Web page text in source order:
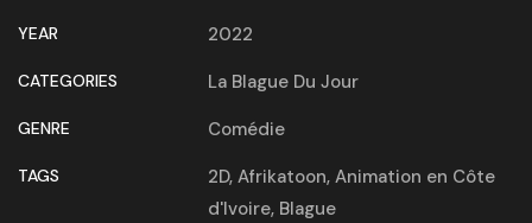
YEAR 2022
CATEGORIES La Blague Du Jour
GENRE Comédie
TAGS 2D, Afrikatoon, Animation en Côte
d'Ivoire, Blague